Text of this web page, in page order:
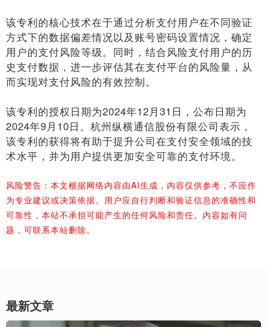
该专利的核心技术在于通过分析支付用户在不同验证
方式下的数据偏差情况以及账号密码设置情况，确定
用户的支付风险等级。同时，结合风险支付用户的历
史支付数据，进一步评估其在支付平台的风险量，从
而实现对支付风险的有效控制。
该专利的授权日期为2024年12月31日，公布日期为
2024年9月10日。杭州纵横通信股份有限公司表示，
该专利的获得将有助于提升公司在支付安全领域的技
术水平，并为用户提供更加安全可靠的支付环境。
风险警告：本文根据网络内容由AI生成，内容仅供参考，不应作
为专业建议或决策依据。用户应自行判断和验证信息的准确性和
可靠性，本站不承担可能产生的任何风险和责任。内容如有问
题，可联系本站删除。
最新文章